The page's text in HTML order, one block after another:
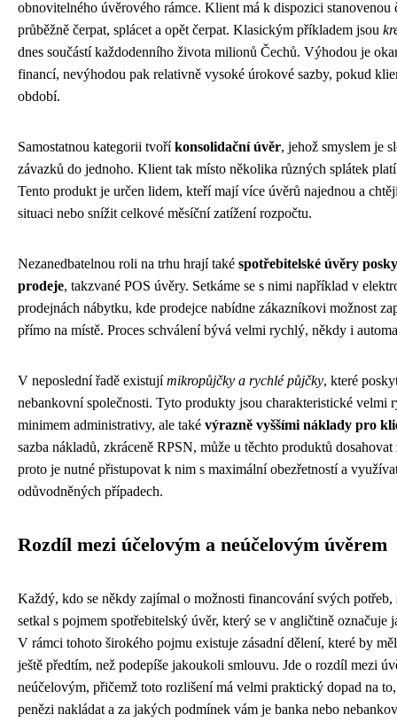
obnovitelného úvěrového rámce. Klient má k dispozici stanovenou
průběžně čerpat, splácet a opět čerpat. Klasickým příkladem jsou
dnes součástí každodenního života milionů Čechů. Výhodou je
financí, nevýhodou pak relativně vysoké úrokové sazby, pokud
období.
Samostatnou kategorii tvoříkonsolidační úvěr, jehož smyslem je
závazků do jednoho. Klient tak místo několika různých splátek
Tento produkt je určen lidem, kteří mají více úvěrů najednou a
situaci nebo snížit celkové měsíční zatížení rozpočtu.
Nezanedbatelnou roli na trhu hrají také spotřebitelské úvěry
prodeje, takzvané POS úvěry. Setkáme se s nimi například v
prodejnách nábytku, kde prodejce nabídne zákazníkovi možnost
přímo na místě. Proces schválení bývá velmi rychlý, někdy i
V neposlední řadě existujímikropůjčky a rychlé půjčky, které
nebankovní společnosti. Tyto produkty jsou charakteristické velmi
minimem administrativy, ale také výrazně vyššími náklady pro
sazba nákladů, zkráceně RPSN, může u těchto produktů
proto je nutné přistupovat k nim s maximální obezřetností a
odůvodněných případech.
Rozdíl mezi účelovým a neúčelovým úvěrem
Každý, kdo se někdy zajímal o možnosti financování svých potřeb,
setkal s pojmem spotřebitelský úvěr, který se v angličtině označuje
V rámci tohoto širokého pojmu existuje zásadní dělení, které by
ještě předtím, než podepíše jakoukoli smlouvu. Jde o rozdíl mezi
neúčelovým, přičemž toto rozlišení má velmi praktický dopad na
penězi nakládat a za jakých podmínek vám je banka nebo